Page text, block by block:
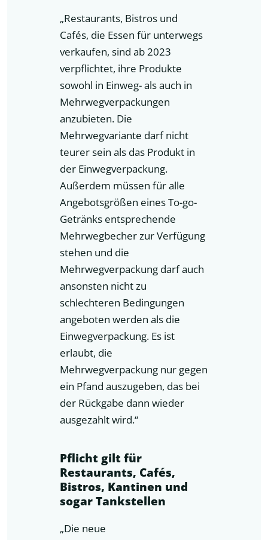
„Restaurants, Bistros und
Cafés, die Essen für unterwegs
verkaufen, sind ab 2023
verpflichtet, ihre Produkte
sowohl in Einweg- als auch in
Mehrwegverpackungen
anzubieten. Die
Mehrwegvariante darf nicht
teurer sein als das Produkt in
der Einwegverpackung.
Außerdem müssen für alle
Angebotsgrößen eines To-go-
Getränks entsprechende
Mehrwegbecher zur Verfügung
stehen und die
Mehrwegverpackung darf auch
ansonsten nicht zu
schlechteren Bedingungen
angeboten werden als die
Einwegverpackung. Es ist
erlaubt, die
Mehrwegverpackung nur gegen
ein Pfand auszugeben, das bei
der Rückgabe dann wieder
ausgezahlt wird.“
Pflicht gilt für
Restaurants, Cafés,
Bistros, Kantinen und
sogar Tankstellen
„Die neue